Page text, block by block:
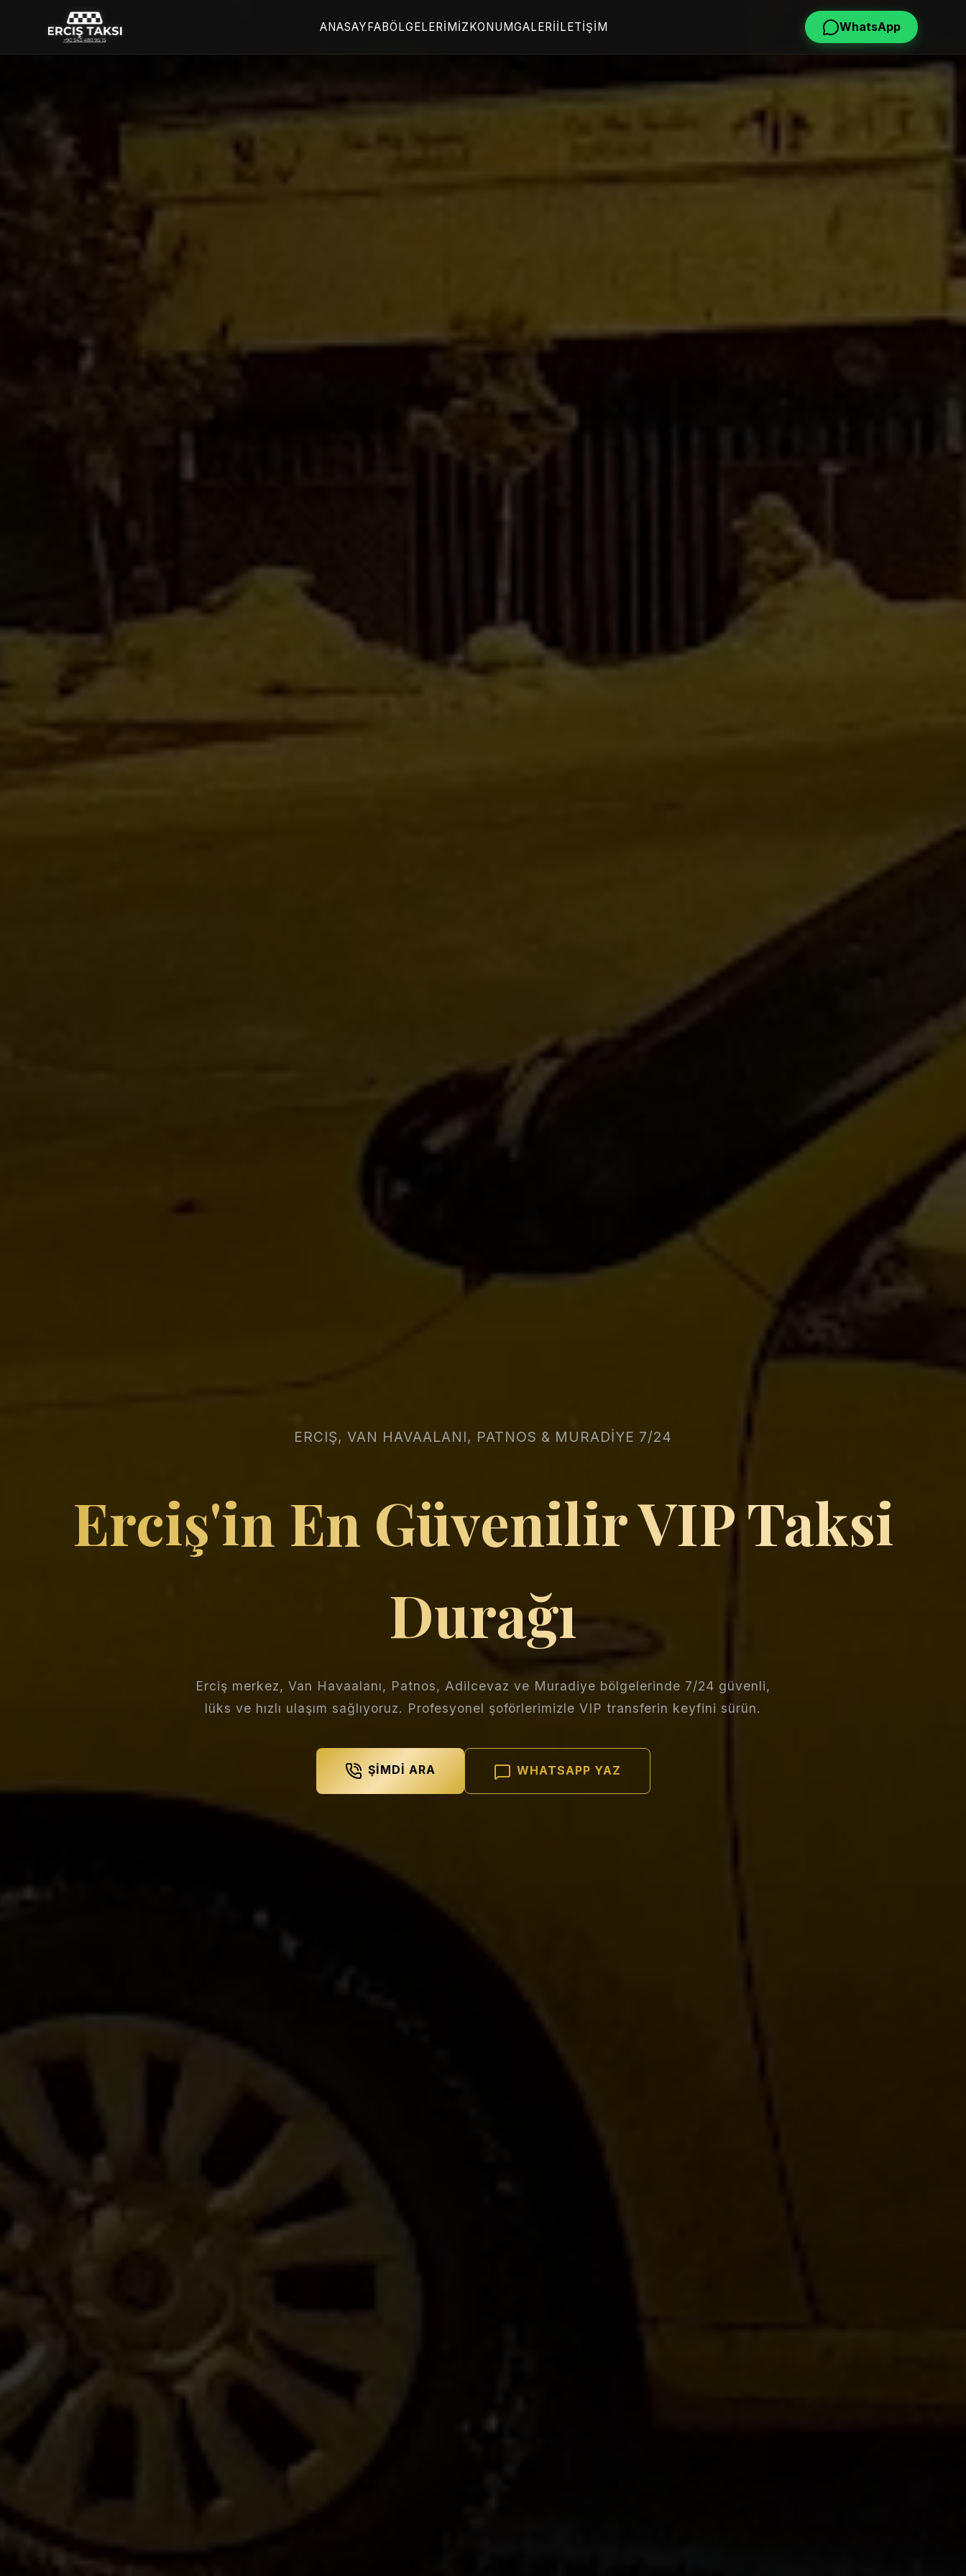
ANASAYFABÖLGELERIMIZKONUMGALERIİLETIŞIM WhatsApp
ERCIŞ, VAN HAVAALANI, PATNOS & MURADİYE 7/24
Erciş'in En Güvenilir VIP Taksi
Durağı
Erciş merkez, Van Havaalanı, Patnos, Adilcevaz ve Muradiye bölgelerinde 7/24 güvenli,
lüks ve hızlı ulaşım sağlıyoruz. Profesyonel şoförlerimizle VIP transferin keyfini sürün.
ŞIMDI ARA WHATSAPP YAZ